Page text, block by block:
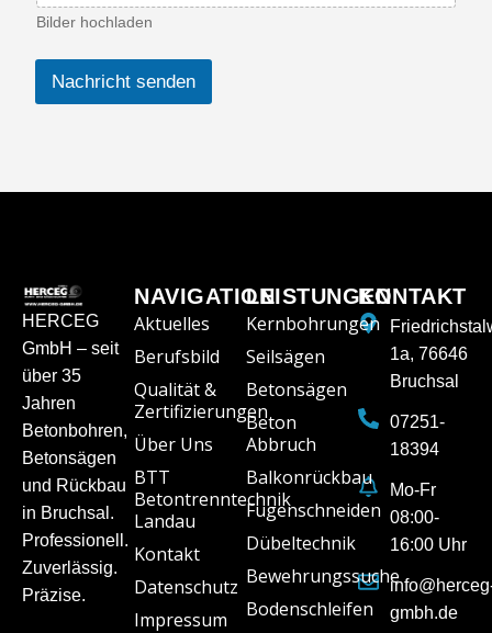
Bilder hochladen
Nachricht senden
HERCEG
GmbH – seit
über 35
Jahren
Betonbohren,
Betonsägen
und Rückbau
in Bruchsal.
Professionell.
Zuverlässig.
Präzise.
NAVIGATION
Aktuelles
Berufsbild
Qualität &
Zertifizierungen
Über Uns
BTT
Betontrenntechnik
Landau
Kontakt
Datenschutz
Impressum
LEISTUNGEN
Kernbohrungen
Seilsägen
Betonsägen
Beton
Abbruch
Balkonrückbau
Fugenschneiden
Dübeltechnik
Bewehrungssuche
Bodenschleifen
KONTAKT
1a, 76646
Bruchsal
07251-
18394
Mo-Fr
08:00-
16:00 Uhr
gmbh.de